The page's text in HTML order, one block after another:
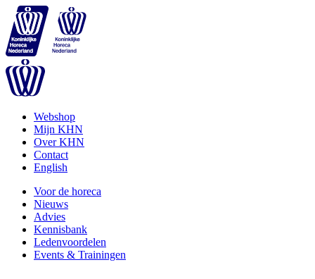
Webshop
Mijn KHN
Over KHN
Contact
English
Voor de horeca
Nieuws
Advies
Kennisbank
Ledenvoordelen
Events & Trainingen